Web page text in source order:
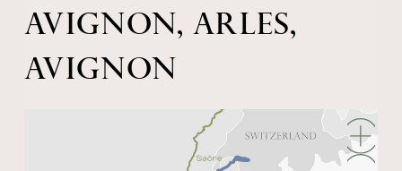
AVIGNON, ARLES,
AVIGNON